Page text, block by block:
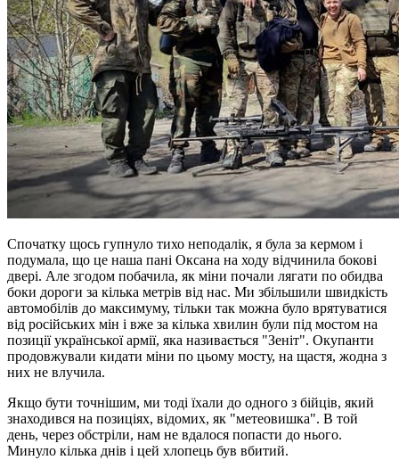
Спочатку щось гупнуло тихо неподалік, я була за кермом і
подумала, що це наша пані Оксана на ходу відчинила бокові
двері. Але згодом побачила, як міни почали лягати по обидва
боки дороги за кілька метрів від нас. Ми збільшили швидкість
автомобілів до максимуму, тільки так можна було врятуватися
від російських мін і вже за кілька хвилин були під мостом на
позиції української армії, яка називається "Зеніт". Окупанти
продовжували кидати міни по цьому мосту, на щастя, жодна з
них не влучила.
Якщо бути точнішим, ми тоді їхали до одного з бійців, який
знаходився на позиціях, відомих, як "метеовишка". В той
день, через обстріли, нам не вдалося попасти до нього.
Минуло кілька днів і цей хлопець був вбитий.